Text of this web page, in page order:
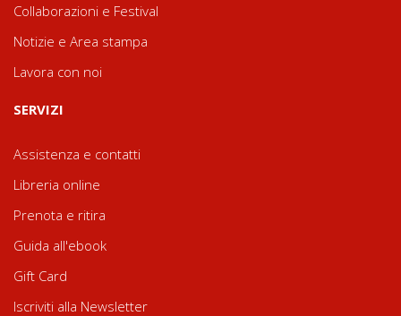
Collaborazioni e Festival
Notizie e Area stampa
Lavora con noi
SERVIZI
Assistenza e contatti
Libreria online
Prenota e ritira
Guida all'ebook
Gift Card
Iscriviti alla Newsletter